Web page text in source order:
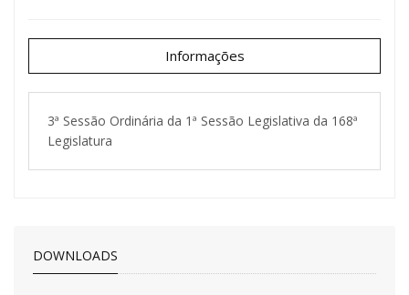
Informações
3ª Sessão Ordinária da 1ª Sessão Legislativa da 168ª
Legislatura
DOWNLOADS